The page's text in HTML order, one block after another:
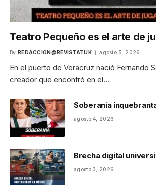
Teatro Pequeño es el arte de
By REDACCION@REVISTATUK agosto 5, 2026
En el puerto de Veracruz nació Fernando
creador que encontró en el…
Soberanía
agosto 4, 2026
Brecha digital
agosto 3, 2026